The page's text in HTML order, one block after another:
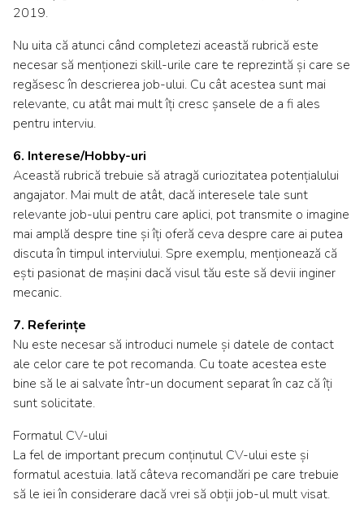
2019.
Nu uita că atunci când completezi această rubrică este
necesar să menționezi skill-urile care te reprezintă și care se
regăsesc în descrierea job-ului. Cu cât acestea sunt mai
relevante, cu atât mai mult îți cresc șansele de a fi ales
pentru interviu.
6. Interese/Hobby-uri
Această rubrică trebuie să atragă curiozitatea potențialului
angajator. Mai mult de atât, dacă interesele tale sunt
relevante job-ului pentru care aplici, pot transmite o imagine
mai amplă despre tine și îți oferă ceva despre care ai putea
discuta în timpul interviului. Spre exemplu, menționează că
ești pasionat de mașini dacă visul tău este să devii inginer
mecanic.
7. Referințe
Nu este necesar să introduci numele și datele de contact
ale celor care te pot recomanda. Cu toate acestea este
bine să le ai salvate într-un document separat în caz că îți
sunt solicitate.
Formatul CV-ului
La fel de important precum conținutul CV-ului este și
formatul acestuia. Iată câteva recomandări pe care trebuie
să le iei în considerare dacă vrei să obții job-ul mult visat.